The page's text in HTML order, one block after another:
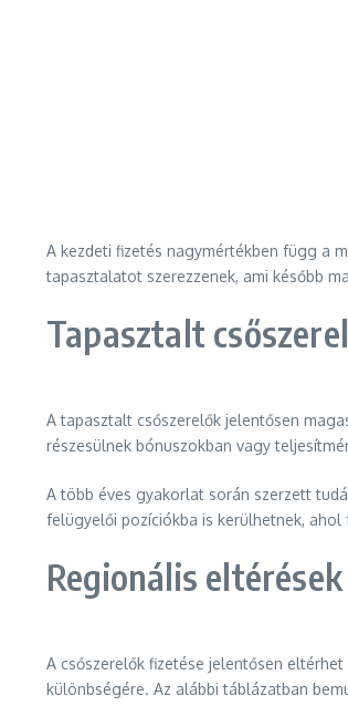
A kezdeti fizetés nagymértékben függ a
tapasztalatot szerezzenek, ami később
Tapasztalt
A tapasztalt csőszerelők jelentősen
részesülnek bónuszokban vagy
A több éves gyakorlat során szerzett
felügyelői pozíciókba is kerülhetnek,
Regionális
A csőszerelők fizetése jelentősen
különbségére. Az alábbi táblázatban